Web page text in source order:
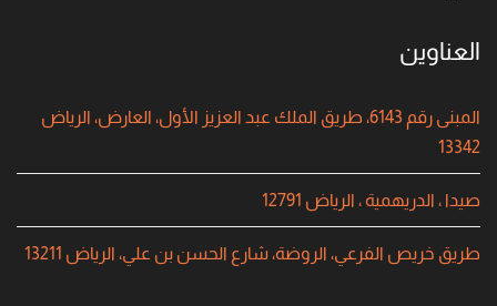
العناوين
المبنى رقم 6143، طريق الملك عبد العزيز الأول، العارض، الرياض
13342
صيدا ، الدريهمية ، الرياض 12791
طريق خريص الفرعي، الروضة، شارع الحسن بن علي، الرياض 13211